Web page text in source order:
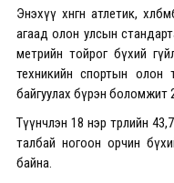
Энэхүү хөнгөн атлетик,
агаад олон улсын
метрийн тойрог бүхий
техникийн спортын олон
байгуулах бүрэн боломжит
Түүнчлэн 18 нэр төрлийн
талбай ногоон орчин
байна.